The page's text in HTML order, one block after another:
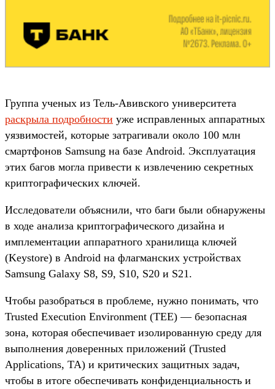
Группа ученых из Тель-Авивского университета
раскрыла подробности уже исправленных аппаратных
уязвимостей, которые затрагивали около 100 млн
смартфонов Samsung на базе Android. Эксплуатация
этих багов могла привести к извлечению секретных
криптографических ключей.
Исследователи объяснили, что баги были обнаружены
в ходе анализа криптографического дизайна и
имплементации аппаратного хранилища ключей
(Keystore) в Android на флагманских устройствах
Samsung Galaxy S8, S9, S10, S20 и S21.
Чтобы разобраться в проблеме, нужно понимать, что
Trusted Execution Environment (TEE) — безопасная
зона, которая обеспечивает изолированную среду для
выполнения доверенных приложений (Trusted
Applications, TA) и критических защитных задач,
чтобы в итоге обеспечивать конфиденциальность и